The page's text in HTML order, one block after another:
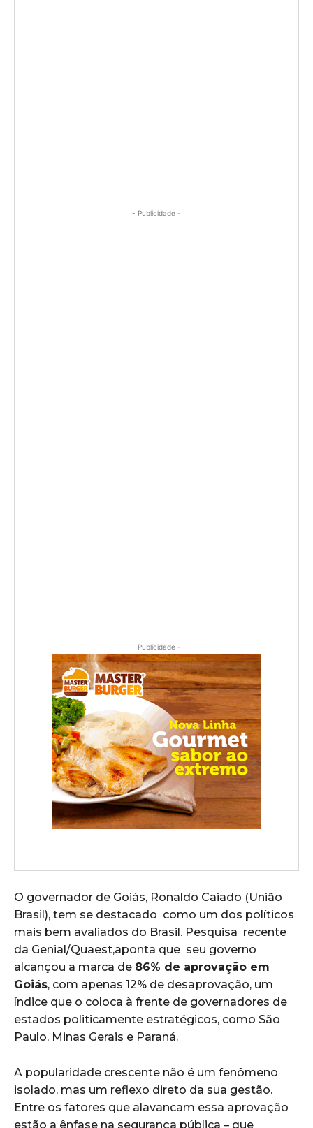
- Publicidade -
- Publicidade -
O governador de Goiás, Ronaldo Caiado (União
Brasil), tem se destacado como um dos políticos
mais bem avaliados do Brasil. Pesquisa recente
da Genial/Quaest,aponta que seu governo
alcançou a marca de 86% de aprovação em
Goiás, com apenas 12% de desaprovação, um
índice que o coloca à frente de governadores de
estados politicamente estratégicos, como São
Paulo, Minas Gerais e Paraná.
A popularidade crescente não é um fenômeno
isolado, mas um reflexo direto da sua gestão.
Entre os fatores que alavancam essa aprovação
estão a ênfase na segurança pública – que